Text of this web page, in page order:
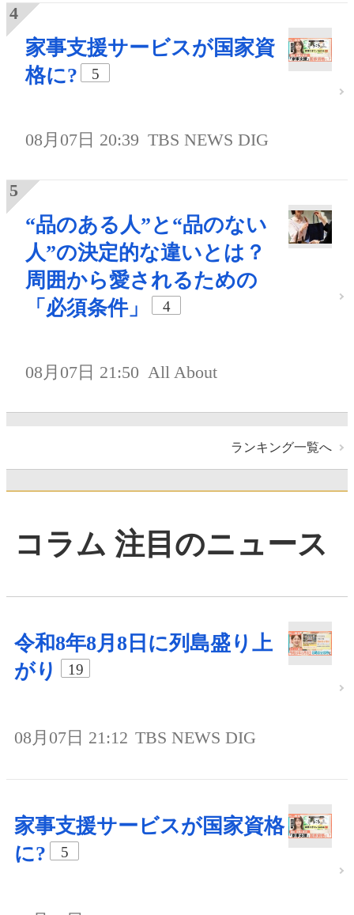
家事支援サービスが国家資
格に?
5
08月07日 20:39 TBS NEWS DIG
“品のある人”と“品のない
人”の決定的な違いとは？
周囲から愛されるための
「必須条件」
4
08月07日 21:50 All About
ランキング一覧へ
コラム 注目のニュース
令和8年8月8日に列島盛り上
がり
19
08月07日 21:12 TBS NEWS DIG
家事支援サービスが国家資格
に?
5